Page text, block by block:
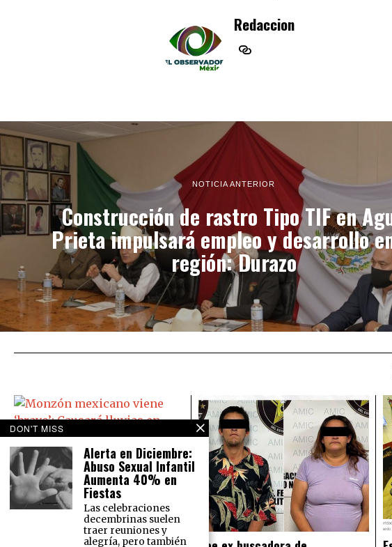
Redaccion
NOTICIA ANTERIOR
Construcción de rastro Tipo TIF en
Prieta impulsará empleo y desarrollo
región: Durazo
Monzón mexicano viene ‘bravo’:
Causará lluvias en todo México
El Servicio Meteorológico Nacional
prevé para este martes 16 de
agosto lluvias intensas en el norte
del país y lluvias muy fuertes en la
DON'T MISS
Alerta en Diciembre:
Abuso Sexual Infantil
Aumenta 40% en
Fiestas
Las celebraciones
decembrinas suelen
traer reuniones y
alegría, pero también